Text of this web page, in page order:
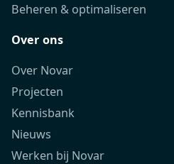
Beheren & optimaliseren
Over ons
Over Novar
Projecten
Kennisbank
Nieuws
Werken bij Novar